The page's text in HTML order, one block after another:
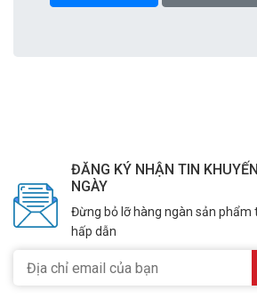
ĐĂNG KÝ NHẬN TIN
NGÀY
Đừng bỏ lỡ hàng ngàn sản phẩm
hấp dẫn